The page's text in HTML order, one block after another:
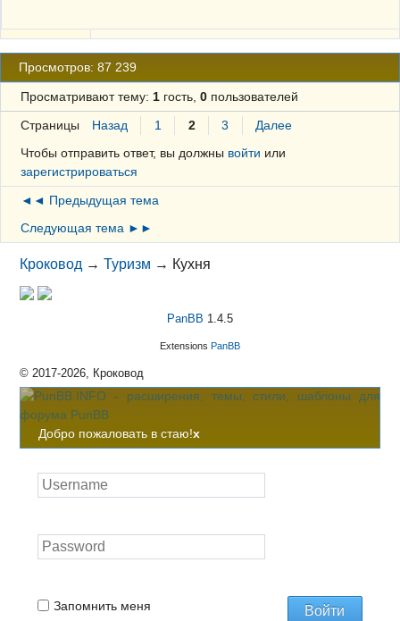
Просмотров: 87 239
Просматривают тему: 1гость, 0пользователей
Страницы Назад 1 2 3
Далее
Чтобы отправить ответ, вы должны войти или
зарегистрироваться
◄◄ Предыдущая тема
Следующая тема ►►
Кроковод →Туризм → Кухня
PanBB 1.4.5
Extensions PanBB
© 2017-2026, Кроковод
Добро пожаловать в стаю!x
Запомнить меня